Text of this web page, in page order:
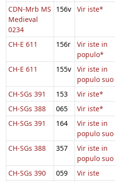
CDN-Mrb MS
Medieval
0234
156v Vir iste*
CH-E 611 156r
Vir iste in
populo*
CH-E 611 155v
Vir iste in
populo suo
CH-SGs 391 153 Vir iste*
CH-SGs 388
065 Vir iste*
CH-SGs 391
164
Vir iste in
populo suo
CH-SGs 388 357
Vir iste in
populo suo
CH-SGs 390 059 Vir iste